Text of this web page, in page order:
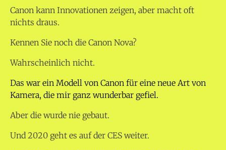
Canon kann Innovationen zeigen, aber macht oft
nichts draus.
Kennen Sie noch die Canon Nova?
Wahrscheinlich nicht.
Das war ein Modell von Canon für eine neue Art von
Kamera, die mir ganz wunderbar gefiel.
Aber die wurde nie gebaut.
Und 2020 geht es auf der CES weiter.